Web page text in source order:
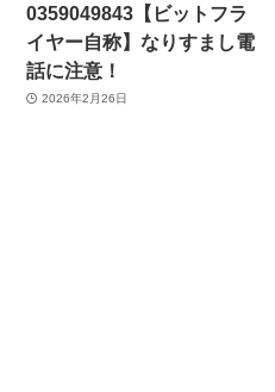
0359049843【ビットフラ
イヤー自称】なりすまし電
話に注意！
2026年2月26日